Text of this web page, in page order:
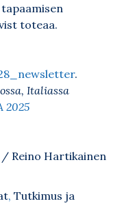
toteaa.
.
Italiassa
2025
Reino Hartikainen
, Tutkimus ja